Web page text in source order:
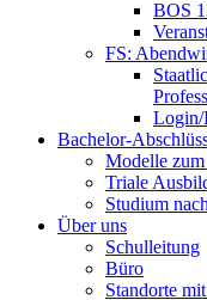
BOS
FS:
Login/
Bachelor-
Modelle
Triale
Studium
Über uns
Schulleitung
Büro
Standorte